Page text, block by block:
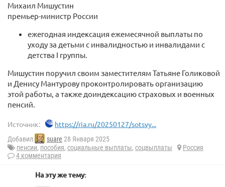
Михаил Мишустин
премьер-министр России
ежегодная индексация ежемесячной выплаты по
уходу за детьми с инвалидностью и инвалидами с
детства I группы.
Мишустин поручил своим заместителям Татьяне Голиковой
и Денису Мантурову проконтролировать организацию
этой работы, а также доиндексацию страховых и военных
пенсий.
Источник: https://ria.ru/20250127/sotsvy...
Добавил suare 28 Января 2025
пенсии, пособия, социальные выплаты, соцвыплаты
Россия
4 комментария
На эту же тему: